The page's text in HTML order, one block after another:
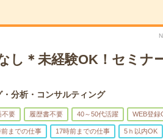
し＊未経験OK！セミナ
分析・コンサルティング
不要 履歴書不要 40～50代活躍 WEB登録
前までの仕事 17時前までの仕事 5ｈ以内OK